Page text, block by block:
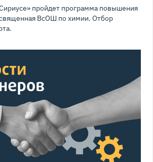
пройдет программа повышения
ВсОШ по химии. Отбор